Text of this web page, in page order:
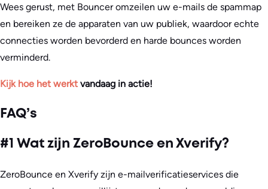
Wees gerust, met Bouncer omzeilen uw e-mails de spammap
en bereiken ze de apparaten van uw publiek, waardoor echte
connecties worden bevorderd en harde bounces worden
verminderd.
Kijk hoe het werkt vandaag in actie!
FAQ’s
#1 Wat zijn ZeroBounce en Xverify?
ZeroBounce en Xverify zijn e-mailverificatieservices die